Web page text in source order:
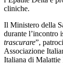
cliniche.
Il Ministero della
durante l’incontro
trascurare”,
Associazione
Italiana di